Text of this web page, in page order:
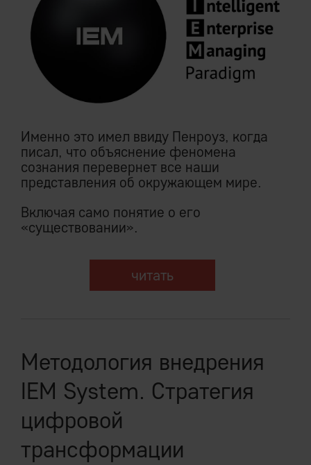
Именно это имел ввиду Пенроуз, когда
писал, что объяснение феномена
сознания перевернет все наши
представления об окружающем мире.
Включая само понятие о его
«существовании».
читать
Методология внедрения
IEM System. Стратегия
цифровой
трансформации